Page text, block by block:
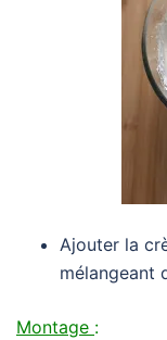
Ajouter la
mélangeant
Montage :